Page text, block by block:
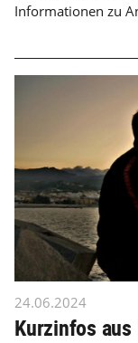
Informationen zu
24.06.2024
Kurzinfos